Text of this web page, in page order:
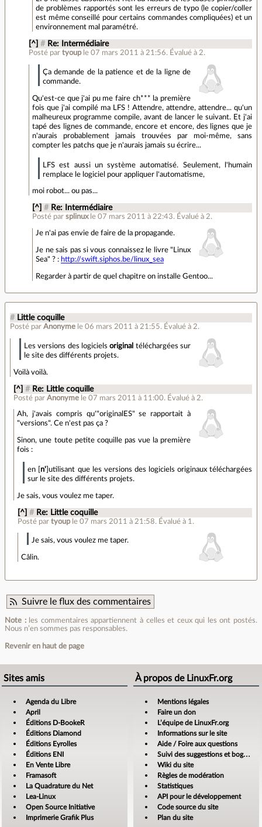
de problèmes rapportés sont les erreurs de typo (le copier/coller
est même conseillé pour certains commandes compliquées) et un
environnement mal paramétré.
[^] # Re: Intermédiaire
Posté par tyoup le 07 mars 2011 à 21:56. Évalué à 2.
Ça demande de la patience et de la ligne de
commande.
Qu'est-ce que j'ai pu me faire ch*** la première
fois que j'ai compilé ma LFS ! Attendre, attendre, attendre... qu'un
malheureux programme compile, avant de lancer le suivant. Et j'ai
tapé des lignes de commande, encore et encore, des lignes que je
n'aurais probablement jamais trouvées par moi-même, sans
compter les patchs que je n'aurais jamais su écrire...
LFS est aussi un système automatisé. Seulement, l'humain
remplace le logiciel pour appliquer l'automatisme,
moi robot... ou pas...
[^] # Re: Intermédiaire
Posté parsplinux le 07 mars 2011 à 22:43. Évalué à 2.
Je n'ai pas envie de faire de la propagande.
Je ne sais pas si vous connaissez le livre "Linux
Sea" ? : http://swift.siphos.be/linux_sea
Regarder à partir de quel chapitre on installe Gentoo...
# Little coquille
Posté par Anonyme le 06 mars 2011 à 21:55. Évalué à 2.
Les versions des logicielsoriginal téléchargées sur
le site des différents projets.
Voilà voilà.
[^] # Re: Little coquille
Posté parAnonyme le 07 mars 2011 à 11:00. Évalué à 2.
Ah, j'avais compris qu'"originalES" se rapportait à
"versions". Ce n'est pas ça ?
Sinon, une toute petite coquille pas vue la première
fois :
en [ n' ]utilisant que les versions des logiciels originaux téléchargées
sur le site des différents projets.
Je sais, vous voulez me taper.
[^] # Re: Little coquille
Posté par tyoup le 07 mars 2011 à 21:58. Évalué à 1 .
Je sais, vous voulez me taper.
Câlin.
Suivre le flux des commentaires
Note :les commentaires appartiennent à celles et ceux qui les ont postés.
Nous n’en sommes pas responsables.
Revenir en haut de page
Sites amis
Agenda du Libre
April
Éditions D-BookeR
Éditions Diamond
Éditions Eyrolles
Éditions ENI
En Vente Libre
Framasoft
La Quadrature du Net
Lea-Linux
Open Source Initiative
Imprimerie Grafik Plus
À propos de LinuxFr.org
Mentions légales
Faire un don
L’équipe de LinuxFr.org
Informations sur le site
Aide / Foire aux questions
Suivi des suggestions et bogues
Wiki du site
Règles de modération
Statistiques
API pour le développement
Code source du site
Plan du site